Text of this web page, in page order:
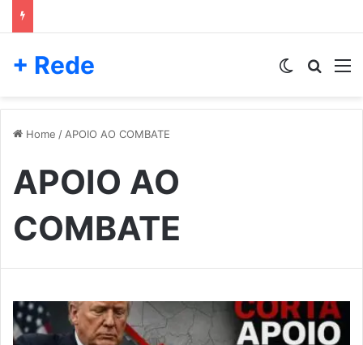
+ Rede Switch skin
Home / APOIO AO COMBATE
APOIO AO
COMBATE